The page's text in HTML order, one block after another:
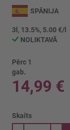
SPĀNIJA
3l, 13.5%, 5.00 €/l
NOLIKTAVĀ
Pērc 1
gab.
14,99 €
Skaits